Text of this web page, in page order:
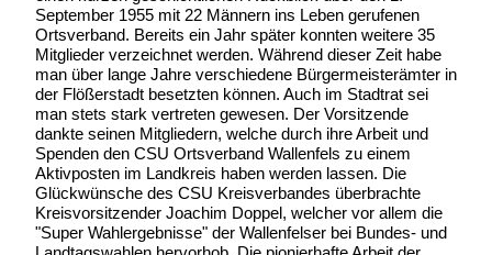
September 1955 mit 22 Männern ins Leben gerufenen
Ortsverband. Bereits ein Jahr später konnten weitere 35
Mitglieder verzeichnet werden. Während dieser Zeit habe
man über lange Jahre verschiedene Bürgermeisterämter in
der Flößerstadt besetzten können. Auch im Stadtrat sei
man stets stark vertreten gewesen. Der Vorsitzende
dankte seinen Mitgliedern, welche durch ihre Arbeit und
Spenden den CSU Ortsverband Wallenfels zu einem
Aktivposten im Landkreis haben werden lassen. Die
Glückwünsche des CSU Kreisverbandes überbrachte
Kreisvorsitzender Joachim Doppel, welcher vor allem die
"Super Wahlergebnisse" der Wallenfelser bei Bundes- und